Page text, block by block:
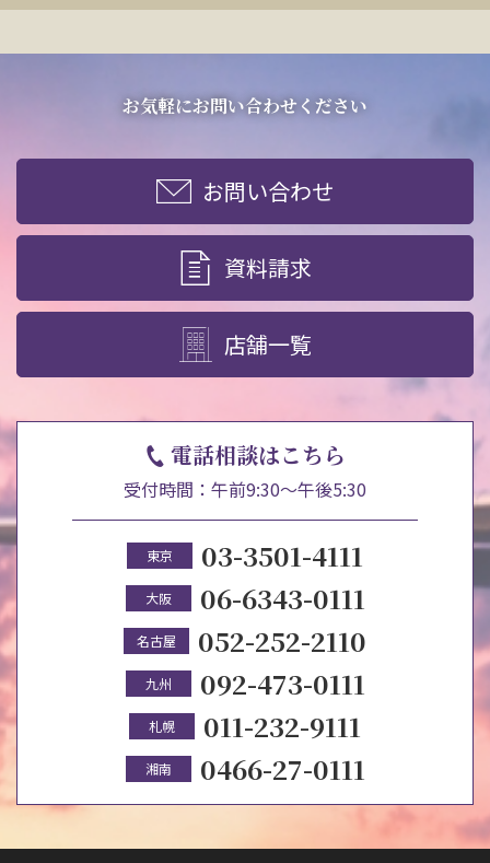
お気軽にお問い合わせください
お問い合わせ
資料請求
店舗一覧
電話相談はこちら
受付時間：午前9:30～午後5:30
東京 03-3501-4111
大阪 06-6343-0111
名古屋 052-252-2110
九州 092-473-0111
札幌 011-232-9111
湘南 0466-27-0111